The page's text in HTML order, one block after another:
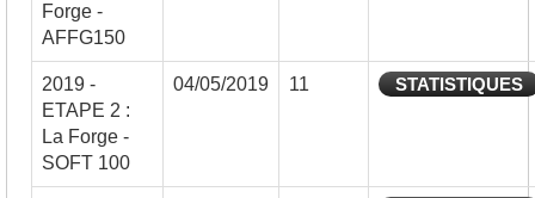
Forge -
AFFG150
2019 -
ETAPE 2 :
La Forge -
SOFT 100
04/05/2019 11 STATISTIQUES